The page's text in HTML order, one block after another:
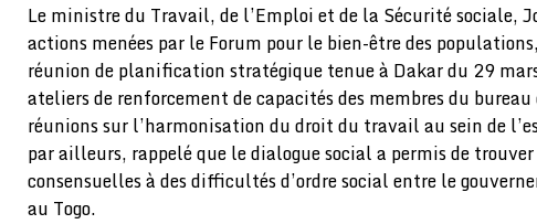
Le ministre du Travail, de l’Emploi et de la Sécurité sociale,
actions menées par le Forum pour le bien-être des
réunion de planification stratégique tenue à Dakar du 29
ateliers de renforcement de capacités des membres du
réunions sur l’harmonisation du droit du travail au sein de
par ailleurs, rappelé que le dialogue social a permis de
consensuelles à des difficultés d’ordre social entre le
au Togo.